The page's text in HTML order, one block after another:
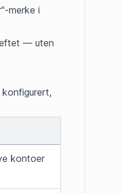
merke i
— uten
kontoer